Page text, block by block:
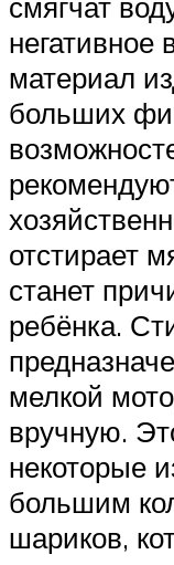
негативное
материал
больших
отстирает
станет
ребёнка.
мелкой
вручную.
некоторые
большим
шариков,